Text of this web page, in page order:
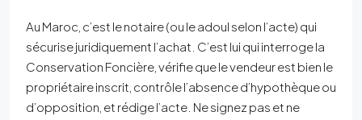
Au Maroc, c’est le notaire (ou le adoul selon l’acte) qui
sécurise juridiquement l’achat. C’est lui qui interroge la
Conservation Foncière, vérifie que le vendeur est bien le
propriétaire inscrit, contrôle l’absence d’hypothèque ou
d’opposition, et rédige l’acte. Ne signez pas et ne